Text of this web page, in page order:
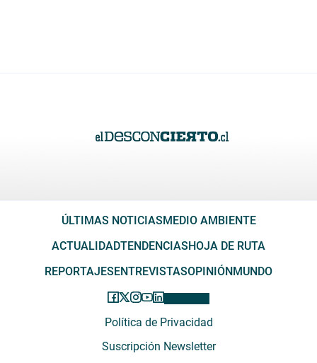
ÚLTIMAS NOTICIASMEDIO AMBIENTE
ACTUALIDADTENDENCIASHOJA DE RUTA
REPORTAJESENTREVISTASOPINIÓNMUNDO
Política de Privacidad
Suscripción Newsletter